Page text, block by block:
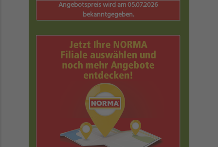
Angebotspreis wird am 05.07.2026
bekanntgegeben.